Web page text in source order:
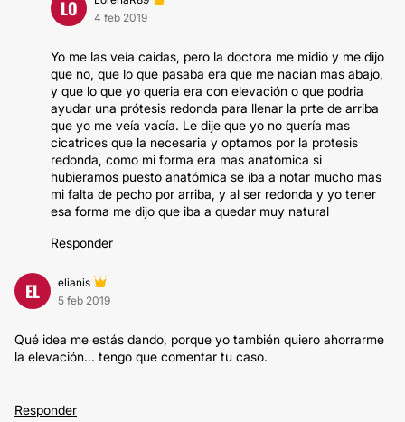
LO
4 feb 2019
Yo me las veía caidas, pero la doctora me midió y me dijo
que no, que lo que pasaba era que me nacian mas abajo,
y que lo que yo queria era con elevación o que podria
ayudar una prótesis redonda para llenar la prte de arriba
que yo me veía vacía. Le dije que yo no quería mas
cicatrices que la necesaria y optamos por la protesis
redonda, como mi forma era mas anatómica si
hubieramos puesto anatómica se iba a notar mucho mas
mi falta de pecho por arriba, y al ser redonda y yo tener
esa forma me dijo que iba a quedar muy natural
Responder
EL
elianis
5 feb 2019
Qué idea me estás dando, porque yo también quiero ahorrarme
la elevación... tengo que comentar tu caso.
Responder